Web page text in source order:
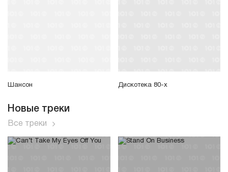
Шансон Дискотека 80-х
Новые треки
Все треки